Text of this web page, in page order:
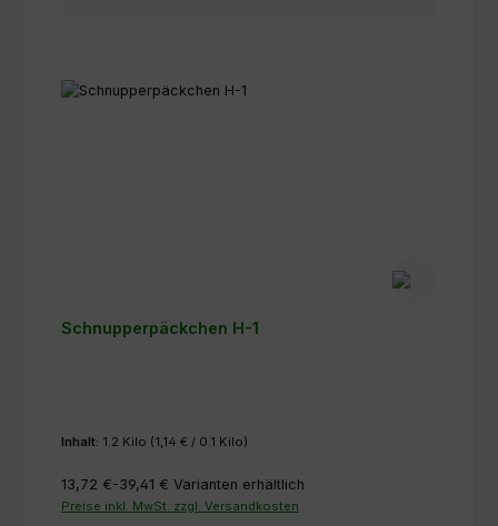
Schnupperpäckchen H-1
Inhalt: 1.2 Kilo (1,14 € / 0.1 Kilo)
13,72 €-39,41 € Varianten erhältlich
Preise inkl. MwSt. zzgl. Versandkosten